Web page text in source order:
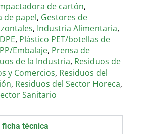
de cartón,
de papel, Gestores de
, Industria Alimentaria,
, Plástico PET/botellas de
Embalaje, Prensa de
de la Industria, Residuos de
y Comercios, Residuos del
, Residuos del Sector Horeca,
Sanitario
ficha técnica